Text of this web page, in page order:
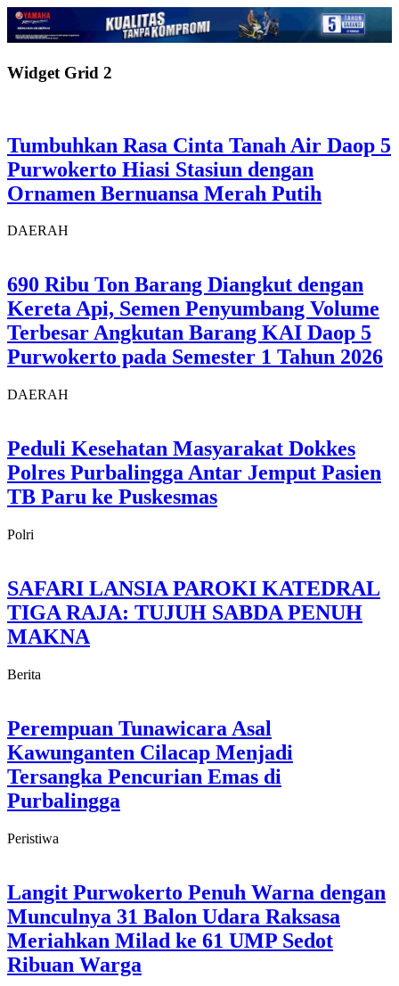
Widget Grid 2
Tumbuhkan Rasa Cinta Tanah Air Daop 5
Purwokerto Hiasi Stasiun dengan
Ornamen Bernuansa Merah Putih
DAERAH
690 Ribu Ton Barang Diangkut dengan
Kereta Api, Semen Penyumbang Volume
Terbesar Angkutan Barang KAI Daop 5
Purwokerto pada Semester 1 Tahun 2026
DAERAH
Peduli Kesehatan Masyarakat Dokkes
Polres Purbalingga Antar Jemput Pasien
TB Paru ke Puskesmas
Polri
SAFARI LANSIA PAROKI KATEDRAL
TIGA RAJA: TUJUH SABDA PENUH
MAKNA
Berita
Perempuan Tunawicara Asal
Kawunganten Cilacap Menjadi
Tersangka Pencurian Emas di
Purbalingga
Peristiwa
Langit Purwokerto Penuh Warna dengan
Munculnya 31 Balon Udara Raksasa
Meriahkan Milad ke 61 UMP Sedot
Ribuan Warga